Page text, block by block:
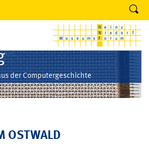
der Computergeschichte
OSTWALD